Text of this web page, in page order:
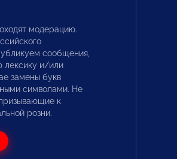
модерацию.
сообщения,
лексику и/или
замены букв
символами. Не
к
розни.